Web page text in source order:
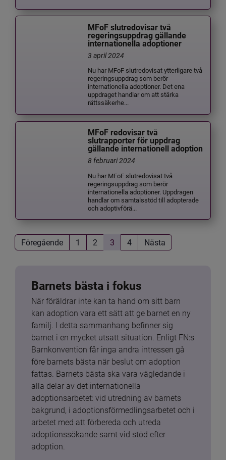
MFoF slutredovisar två
regeringsuppdrag gällande
internationella adoptioner
3 april 2024
Nu har MFoF slutredovisat ytterligare två
regeringsuppdrag som berör
internationella adoptioner. Det ena
uppdraget handlar om att stärka
rättssäkerhe...
MFoF redovisar två
slutrapporter för uppdrag
gällande internationell adoption
8 februari 2024
Nu har MFoF slutredovisat två
regeringsuppdrag som berör
internationella adoptioner. Uppdragen
handlar om samtalsstöd till adopterade
och adoptivförä...
Föregående 1 2 3 4 Nästa
Barnets bästa i fokus
När föräldrar inte kan ta hand om sitt barn
kan adoption vara ett sätt att ge barnet en ny
familj. I detta sammanhang befinner sig
barnet i en mycket utsatt situation. Enligt FN:s
Barnkonvention får inga andra intressen gå
före barnets bästa när beslut om adoption
fattas. Barnets bästa ska vara vägledande i
alla delar av det internationella
adoptionsarbetet: vid utredning av barnets
bakgrund, i adoptionsförmedlingsarbetet och i
arbetet med att förbereda och utreda
adoptionssökande samt vid stöd efter
adoption.